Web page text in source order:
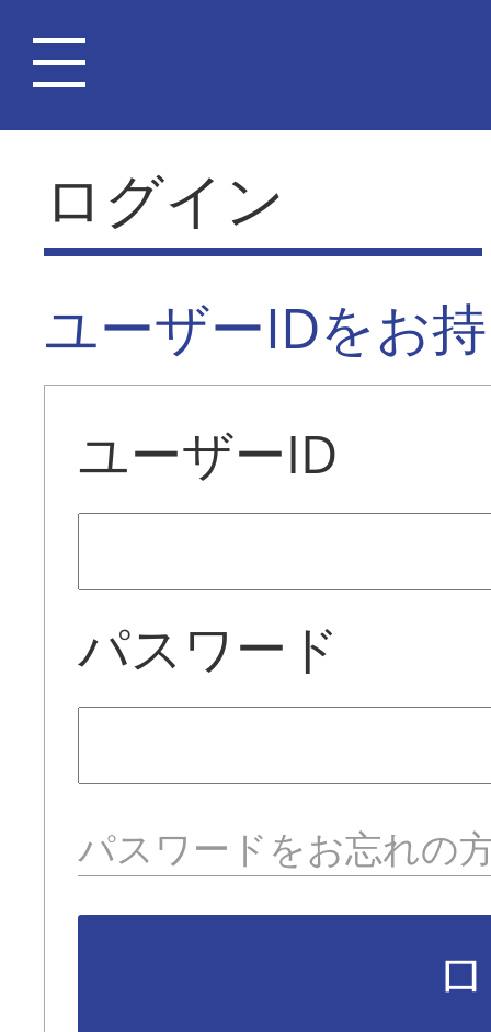
ログイン
ユーザーIDをお
ユーザーID
パスワード
パスワードをお忘れの